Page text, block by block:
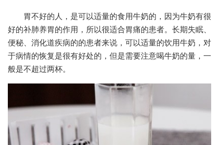
胃不好的人，是可以适量的食用牛奶的，因为牛奶有很
好的补肺养胃的作用，所以很适合胃痛的患者。长期失眠、
便秘、消化道疾病的的患者来说，可以适量的饮用牛奶，对
于病情的恢复是很有好处的，但是需要注意喝牛奶的量，一
般是不超过两杯。